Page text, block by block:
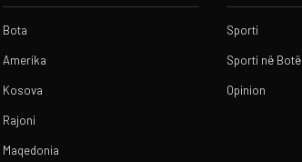
Bota
Amerika
Kosova
Rajoni
Maqedonia
Sporti
Sporti në Botë
Opinion